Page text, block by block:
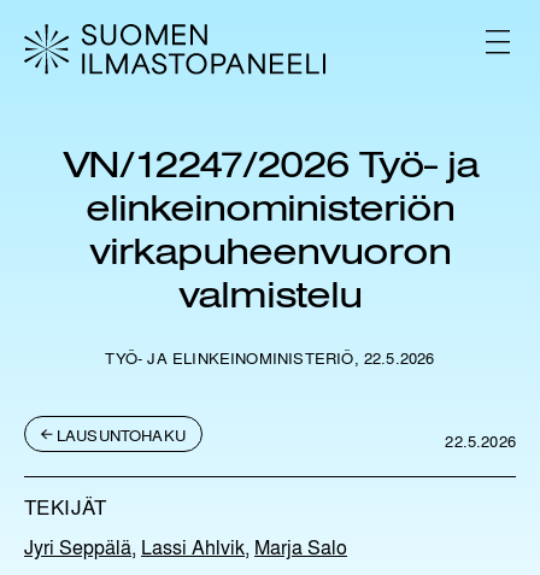
V
A
VN/12247/2026 Työ- ja
elinkeinoministeriön
virkapuheenvuoron
valmistelu
TYÖ- JA ELINKEINOMINISTERIÖ, 22.5.2026
LAUSUNTOHAKU 22.5.2026
TEKIJÄT
Jyri Seppälä, Lassi Ahlvik, Marja Salo